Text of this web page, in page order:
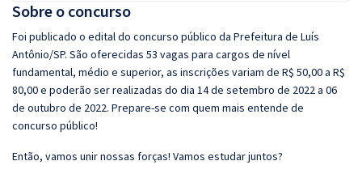
Sobre o concurso
Foi publicado o edital do concurso público da Prefeitura de Luís
Antônio/SP. São oferecidas 53 vagas para cargos de nível
fundamental, médio e superior, as inscrições variam de R$ 50,00 a R$
80,00 e poderão ser realizadas do dia 14 de setembro de 2022 a 06
de outubro de 2022. Prepare-se com quem mais entende de
concurso público!
Então, vamos unir nossas forças! Vamos estudar juntos?